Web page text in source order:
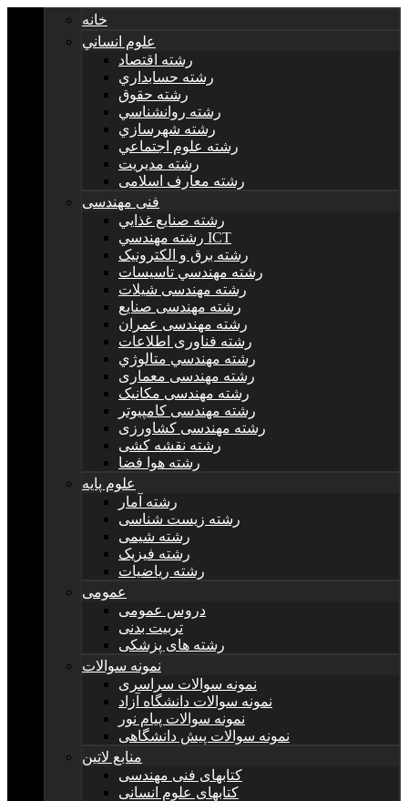
خانه
علوم انساني
رشته اقتصاد
رشته حسابداري
رشته حقوق
رشته روانشناسي
رشته شهرسازي
رشته علوم اجتماعي
رشته مديريت
رشته معارف اسلامی
فنی مهندسی
رشته صنايع غذايي
رشته مهندسي ICT
رشته برق و الکترونيک
رشته مهندسي تاسيسات
رشته مهندسی شیلات
رشته مهندسی صنایع
رشته مهندسی عمران
رشته فناوری اطلاعات
رشته مهندسي متالوژي
رشته مهندسی معماری
رشته مهندسی مکانیک
رشته مهندسی کامپیوتر
رشته مهندسی کشاورزی
رشته نقشه کشی
رشته هوا فضا
علوم پایه
رشته آمار
رشته زیست شناسی
رشته شیمی
رشته فیزیک
رشته ریاضیات
عمومی
دروس عمومی
تربیت بدنی
رشته های پزشکی
نمونه سوالات
نمونه سوالات سراسری
نمونه سوالات دانشگاه آزاد
نمونه سوالات پیام نور
نمونه سوالات پیش دانشگاهی
منابع لاتین
کتابهای فنی مهندسی
کتابهای علوم انسانی